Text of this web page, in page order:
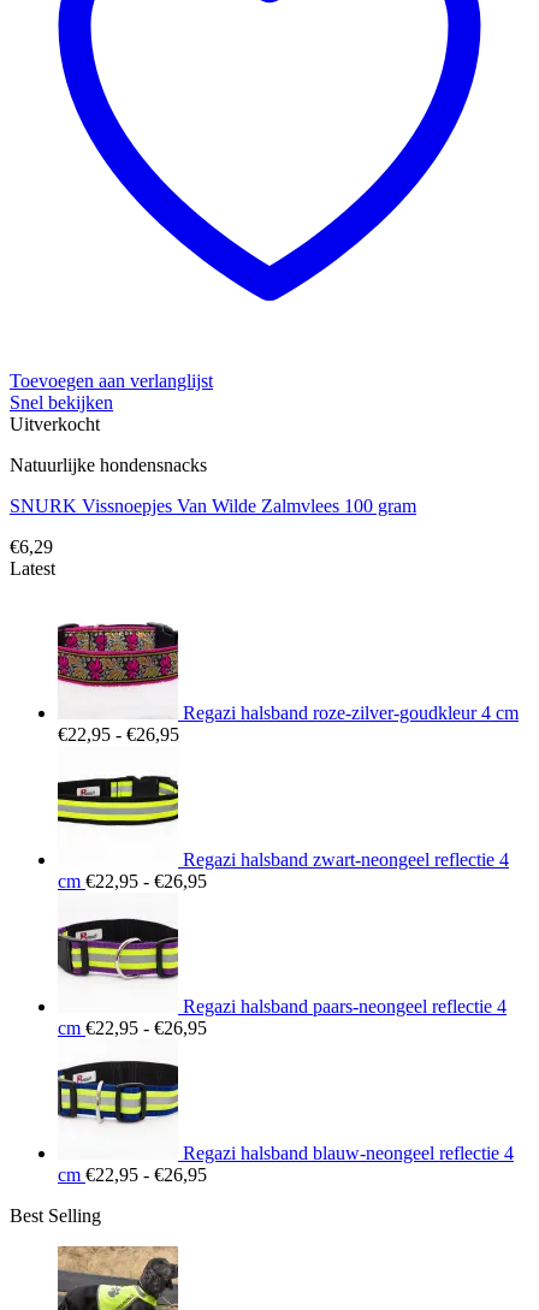
Toevoegen aan verlanglijst
Snel bekijken
Uitverkocht
Natuurlijke hondensnacks
SNURK Vissnoepjes Van Wilde Zalmvlees 100 gram
€6,29
Latest
Regazi halsband roze-zilver-goudkleur 4 cm
€22,95 - €26,95Prijsklasse:
Regazi halsband zwart-neongeel reflectie 4
cm €22,95 - €26,95Prijsklasse:
Regazi halsband paars-neongeel reflectie 4
cm €22,95 - €26,95Prijsklasse:
Regazi halsband blauw-neongeel reflectie 4
cm €22,95 - €26,95Prijsklasse:
Best Selling